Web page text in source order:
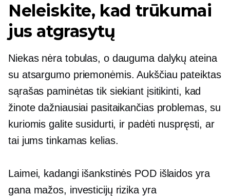
Neleiskite, kad trūkumai
jus atgrasytų
Niekas nėra tobulas, o dauguma dalykų ateina
su atsargumo priemonėmis. Aukščiau pateiktas
sąrašas paminėtas tik siekiant įsitikinti, kad
žinote dažniausiai pasitaikančias problemas, su
kuriomis galite susidurti, ir padėti nuspręsti, ar
tai jums tinkamas kelias.
Laimei, kadangi išankstinės POD išlaidos yra
gana mažos, investicijų rizika yra